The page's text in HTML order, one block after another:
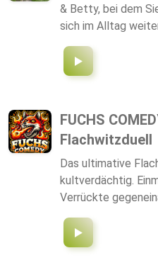
& Betty, bei dem
sich im Alltag
auf der Suche
Lebensweisheiten,
FUCHS
Flachwitzduell
Das ultimative
kultverdächtig.
Verrückte
humorvolle
Witzen aus. Flach,
flach muss es sein.